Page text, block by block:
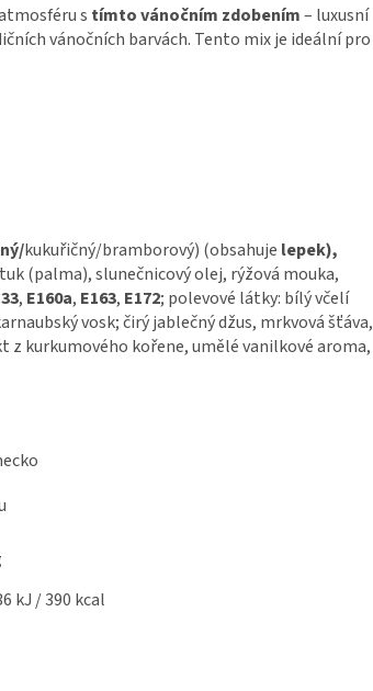
s tímto vánočním zdobením– luxusní
vánočních barvách. Tento mix je ideální pro
kukuřičný/bramborový) (obsahuje lepek),
(palma), slunečnicový olej, rýžová mouka,
, E160a, E163, E172; polevové látky: bílý včelí
vosk; čirý jablečný džus, mrkvová šťáva,
kurkumového kořene, umělé vanilkové aroma,
kJ / 390 kcal